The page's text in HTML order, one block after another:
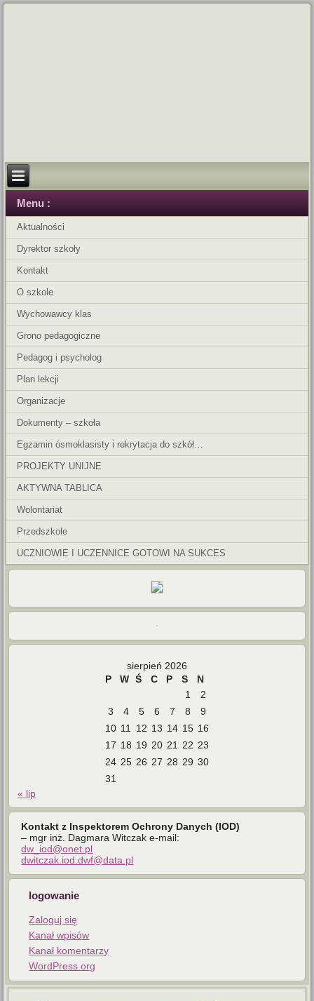
Menu :
Aktualności
Dyrektor szkoły
Kontakt
O szkole
Wychowawcy klas
Grono pedagogiczne
Pedagog i psycholog
Plan lekcji
Organizacje
Dokumenty – szkoła
Egzamin ósmoklasisty i rekrytacja do szkół…
PROJEKTY UNIJNE
AKTYWNA TABLICA
Wolontariat
Przedszkole
UCZNIOWIE I UCZENNICE GOTOWI NA SUKCES
sierpień 2026
P
W Ś C P S
N
1
2
3
4 5 6 7 8
9
10 11 12 13 14 15 16
17 18 19 20 21 22 23
24 25 26 27 28 29 30
31
« lip
Kontakt z Inspektorem Ochrony Danych (IOD)
– mgr inż. Dagmara Witczak e-mail:
dw_iod@onet.pl
dwitczak.iod.dwf@data.pl
logowanie
Zaloguj się
Kanał wpisów
Kanał komentarzy
WordPress.org